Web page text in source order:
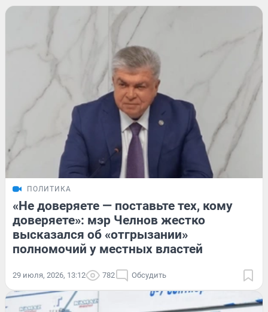
ПОЛИТИКА
«Не доверяете — поставьте тех, кому
доверяете»: мэр Челнов жестко
высказался об «отгрызании»
полномочий у местных властей
29 июля, 2026, 13:12 782 Обсудить